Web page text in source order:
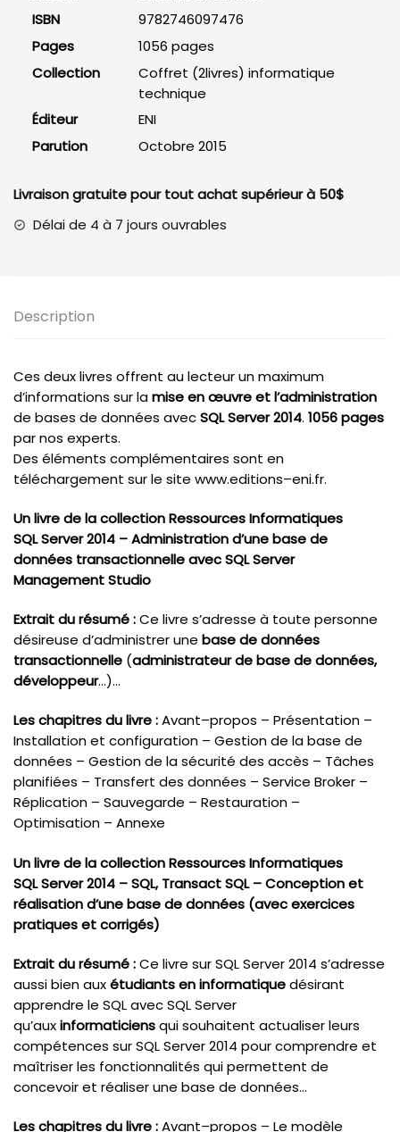
coffret
ISBN
9782746097476
Pages
1056 pages
Collection
Coffret (2livres) informatique
technique
Éditeur
ENI
Parution
Octobre 2015
Livraison gratuite pour tout achat supérieur à 50$
Délai de 4 à 7 jours ouvrables
Description
Ces deux livres offrent au lecteur un maximum
d’informations sur lamise en œuvre et l’administration
de bases de données avecSQL Server 2014. 1056 pages
par nos experts.
Des éléments complémentaires sont en
téléchargement sur le site www.editions–eni.fr.
Un livre de la collection Ressources Informatiques
SQL Server 2014 – Administration d’une base de
données transactionnelle avec SQL Server
Management Studio
Extrait du résumé :Ce livre s’adresse à toute personne
désireuse d’administrer une base de données
transactionnelle (administrateur de base de données,
développeur…)…
Les chapitres du livre :Avant–propos – Présentation –
Installation et configuration – Gestion de la base de
données – Gestion de la sécurité des accès – Tâches
planifiées – Transfert des données – Service Broker –
Réplication – Sauvegarde – Restauration –
Optimisation – Annexe
Un livre de la collection Ressources Informatiques
SQL Server 2014 – SQL, Transact SQL – Conception et
réalisation d’une base de données (avec exercices
pratiques et corrigés)
Extrait du résumé :Ce livre sur SQL Server 2014 s’adresse
aussi bien auxétudiants en informatiquedésirant
apprendre le SQL avec SQL Server
qu’auxinformaticiensqui souhaitent actualiser leurs
compétences sur SQL Server 2014 pour comprendre et
maîtriser les fonctionnalités qui permettent de
concevoir et réaliser une base de données…
Les chapitres du livre :Avant–propos – Le modèle